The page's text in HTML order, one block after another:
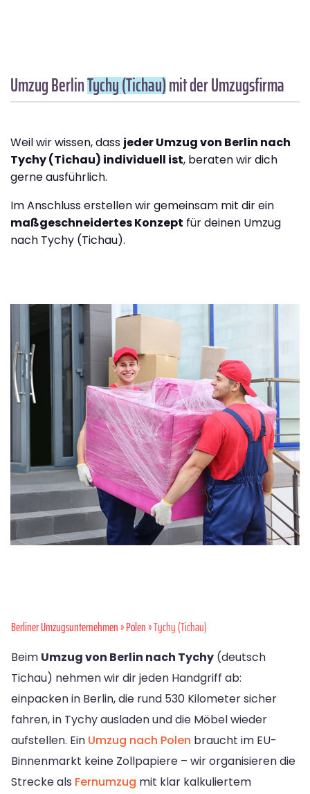
Umzug BerlinTychy (Tichau)mit der Umzugsfirma
Weil wir wissen, dass jeder Umzug von Berlin nach
Tychy (Tichau) individuell ist, beraten wir dich
gerne ausführlich.
Im Anschluss erstellen wir gemeinsam mit dir ein
maßgeschneidertes Konzept für deinen Umzug
nach Tychy (Tichau).
Berliner Umzugsunternehmen»Polen» Tychy (Tichau)
Beim Umzug von Berlin nach Tychy (deutsch
Tichau) nehmen wir dir jeden Handgriff ab:
einpacken in Berlin, die rund 530 Kilometer sicher
fahren, in Tychy ausladen und die Möbel wieder
aufstellen. Ein Umzug nach Polen braucht im EU-
Binnenmarkt keine Zollpapiere – wir organisieren die
Strecke als Fernumzug mit klar kalkuliertem